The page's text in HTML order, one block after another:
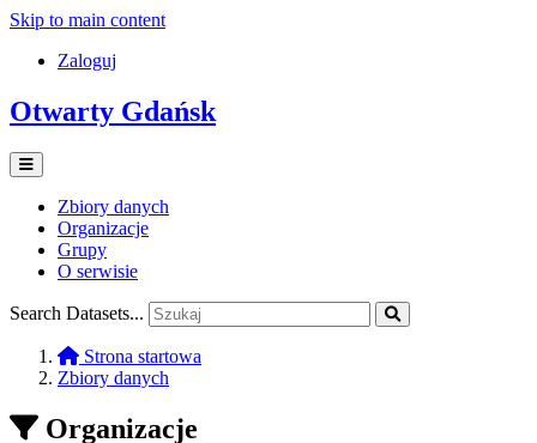
Skip to main content
Zaloguj
Otwarty Gdańsk
Zbiory danych
Organizacje
Grupy
O serwisie
Search Datasets...
Strona startowa
Zbiory danych
Organizacje